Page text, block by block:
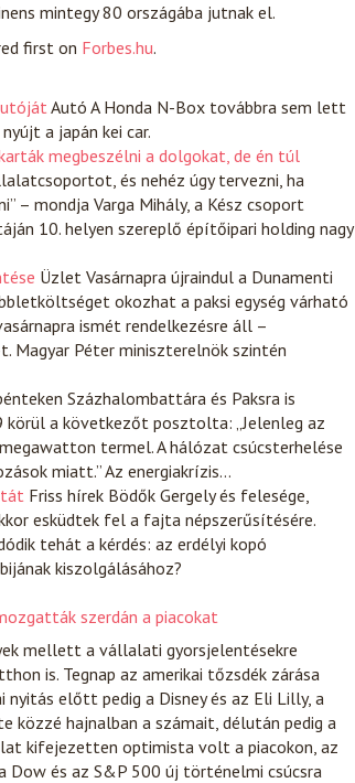
mintegy 80 országába jutnak el.
first on Forbes.hu.
Autó A Honda N-Box továbbra sem lett
a japán kei car.
megbeszélni a dolgokat, de én túl
és nehéz úgy tervezni, ha
– mondja Varga Mihály, a Kész csoport
10. helyen szereplő építőipari holding nagy
Üzlet Vasárnapra újraindul a Dunamenti
okozhat a paksi egység várható
ismét rendelkezésre áll –
Péter miniszterelnök szintén
Százhalombattára és Paksra is
a következőt posztolta: „Jelenleg az
termel. A hálózat csúcsterhelése
miatt.” Az energiakrízis…
Friss hírek Bödők Gergely és felesége,
esküdtek fel a fajta népszerűsítésére.
tehát a kérdés: az erdélyi kopó
kiszolgálásához?
szerdán a piacokat
mellett a vállalati gyorsjelentésekre
is. Tegnap az amerikai tőzsdék zárása
előtt pedig a Disney és az Eli Lilly, a
közzé hajnalban a számait, délután pedig a
kifejezetten optimista volt a piacokon, az
Dow és az S&P 500 új történelmi csúcsra